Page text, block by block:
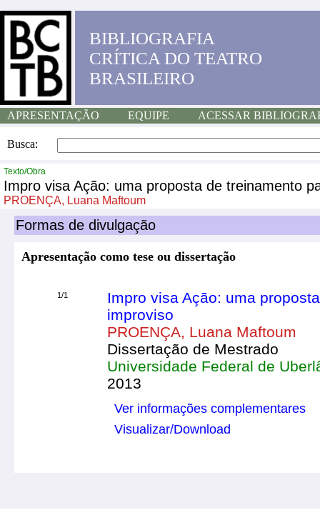
BIBLIOGRAFIA
CRÍTICA DO TEATRO
BRASILEIRO
APRESENTAÇÃO EQUIPE ACESSAR
Busca:
Texto/Obra
Impro visa Ação: uma proposta de treinamento
PROENÇA, Luana Maftoum
Formas de divulgação
Apresentação como tese ou dissertação
1/1
Impro visa Ação: uma
improviso
PROENÇA, Luana Maftoum
Dissertação de Mestrado
Universidade Federal de
2013
Ver informações complementares
Visualizar/Download